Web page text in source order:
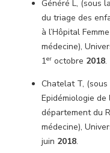
Généré L, (sous
du triage des
à l’Hôpital
médecine),
1er octobre 2018.
Chatelat T,
Epidémiologie de
département du
médecine),
juin 2018.